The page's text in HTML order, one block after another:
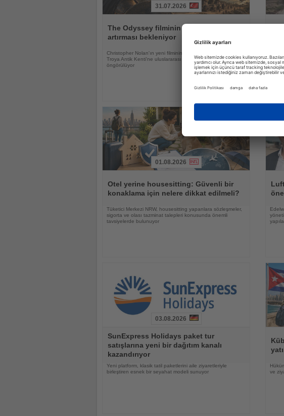
Oku
31.07.2026
The Odyssey filminin Troya'ya ilgiyi
artırması bekleniyor
Christopher Nolan'ın yeni filminin UNESCO Dünya Mirası
Troya Antik Kenti'ne uluslararası ilgiyi güçlendirmesi
öngörülüyor
Oku
Oku
01.08.2026
Otel yerine housesitting: Güvenli bir
konaklama için nelere dikkat edilmeli?
Tüketici Merkezi NRW, housesitting yapanlara sözleşmeler,
sigorta ve olası tazminat talepleri konusunda önemli
tavsiyelerde bulunuyor
Oku
Oku
03.08.2026
SunExpress Holidays paket tur
satışlarına yeni bir dağıtım kanalı
kazandırıyor
Yeni platform, klasik tatil paketlerini aile ziyaretleriyle
birleştiren esnek bir seyahat modeli sunuyor
Oku
ve